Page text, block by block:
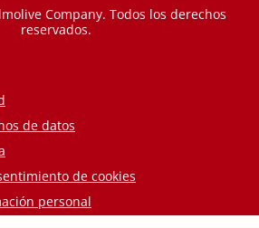
Company. Todos los derechos
reservados.
de datos
de cookies
personal